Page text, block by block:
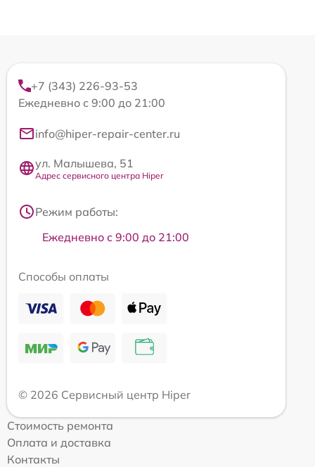
+7 (343) 226-93-53
Ежедневно с 9:00 до 21:00
info@hiper-repair-center.ru
ул. Малышева, 51
Адрес сервисного центра Hiper
Режим работы:
Ежедневно с 9:00 до 21:00
Способы оплаты
© 2026 Сервисный центр Hiper
Стоимость ремонта
Оплата и доставка
Контакты